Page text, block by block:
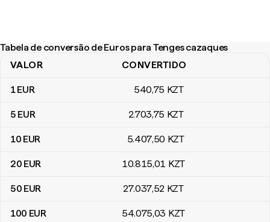
Tabela de conversão de Euros para Tenges cazaques
Tabela de conversão de Euros para Tenges cazaques
VALOR CONVERTIDO
1EUR 540,75 KZT
5 EUR 2.703,75 KZT
10 EUR 5.407,50 KZT
20 EUR 10.815,01 KZT
50 EUR 27.037,52 KZT
100 EUR 54.075,03 KZT